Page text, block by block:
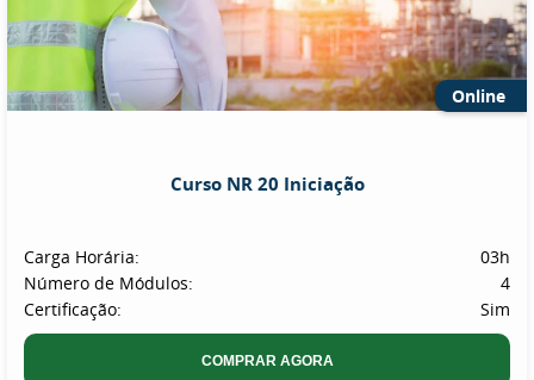
Online
Curso NR 20 Iniciação
Carga Horária:
03h
Número de Módulos:
4
Certificação:
Sim
COMPRAR AGORA